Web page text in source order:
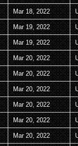
Mar 18, 2022
Mar 19, 2022
Mar 19, 2022
Mar 20, 2022
Mar 20, 2022
Mar 20, 2022
Mar 20, 2022
Mar 20, 2022
Mar 20, 2022